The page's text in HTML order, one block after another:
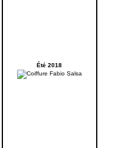
Été 2018